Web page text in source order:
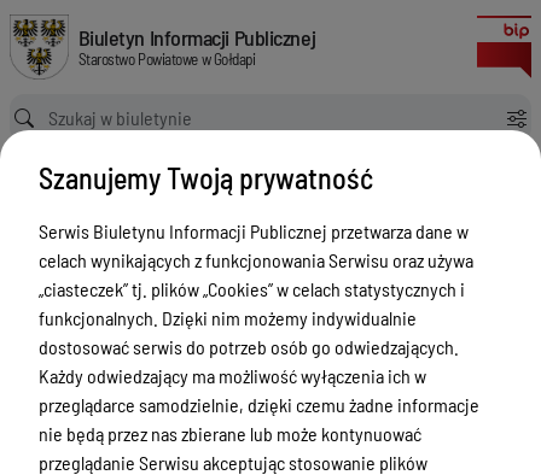
Nieodpłatna Pomoc Prawna w Powiecie Gołdapskim
Biuletyn Informacji Publicznej Starostwo Powiatowe w Gołdapi
Biuletyn Informacji Publicznej
Starostwo Powiatowe w Gołdapi
Ścieżka powrotu
Strona główna Nieodpłatna Pomoc Prawna w Powiecie Gołdapskim
Nieodpłatna Pomoc Prawna w
Powiecie Gołdapskim
Menu Przedmiotowe
Powiat
Rada Powiatu
Zarząd Powiatu
Starostwo Powiatowe
Szanujemy Twoją prywatność
Serwis Biuletynu Informacji Publicznej przetwarza dane w
celach wynikających z funkcjonowania Serwisu oraz używa
„ciasteczek” tj. plików „Cookies” w celach statystycznych i
funkcjonalnych. Dzięki nim możemy indywidualnie
dostosować serwis do potrzeb osób go odwiedzających.
Każdy odwiedzający ma możliwość wyłączenia ich w
przeglądarce samodzielnie, dzięki czemu żadne informacje
nie będą przez nas zbierane lub może kontynuować
przeglądanie Serwisu akceptując stosowanie plików